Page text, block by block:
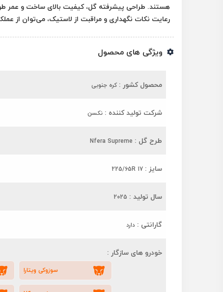
هستند. طراحی پیشرفته گل، کیفیت بالای ساخت و عمر
رعایت نکات نگهداری و مراقبت از لاستیک، می‌توان از
ویژگی های محصول
محصول کشور : کره جنوبی
شرکت تولید کننده : نکسن
طرح گل : Nfera Supreme
سایز : 225/65R 17
سال تولید : 2025
گارانتی : دارد
خودرو های سازگار :
سوزوکی ویتارا